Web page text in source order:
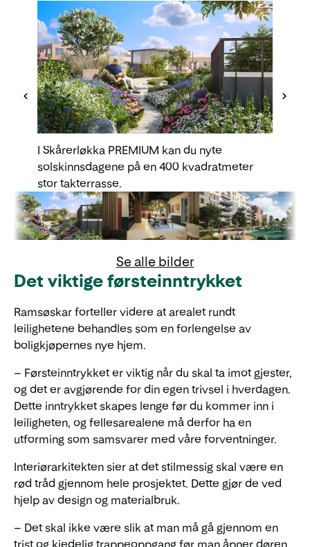
I Skårerløkka PREMIUM kan du nyte
solskinnsdagene på en 400 kvadratmeter
stor takterrasse.
Se alle bilder
Det viktige førsteinntrykket
Ramsøskar forteller videre at arealet rundt
leilighetene behandles som en forlengelse av
boligkjøpernes nye hjem.
– Førsteinntrykket er viktig når du skal ta imot gjester,
og det er avgjørende for din egen trivsel i hverdagen.
Dette inntrykket skapes lenge før du kommer inn i
leiligheten, og fellesarealene må derfor ha en
utforming som samsvarer med våre forventninger.
Interiørarkitekten sier at det stilmessig skal være en
rød tråd gjennom hele prosjektet. Dette gjør de ved
hjelp av design og materialbruk.
– Det skal ikke være slik at man må gå gjennom en
trist og kjedelig trappeoppgang før man åpner døren